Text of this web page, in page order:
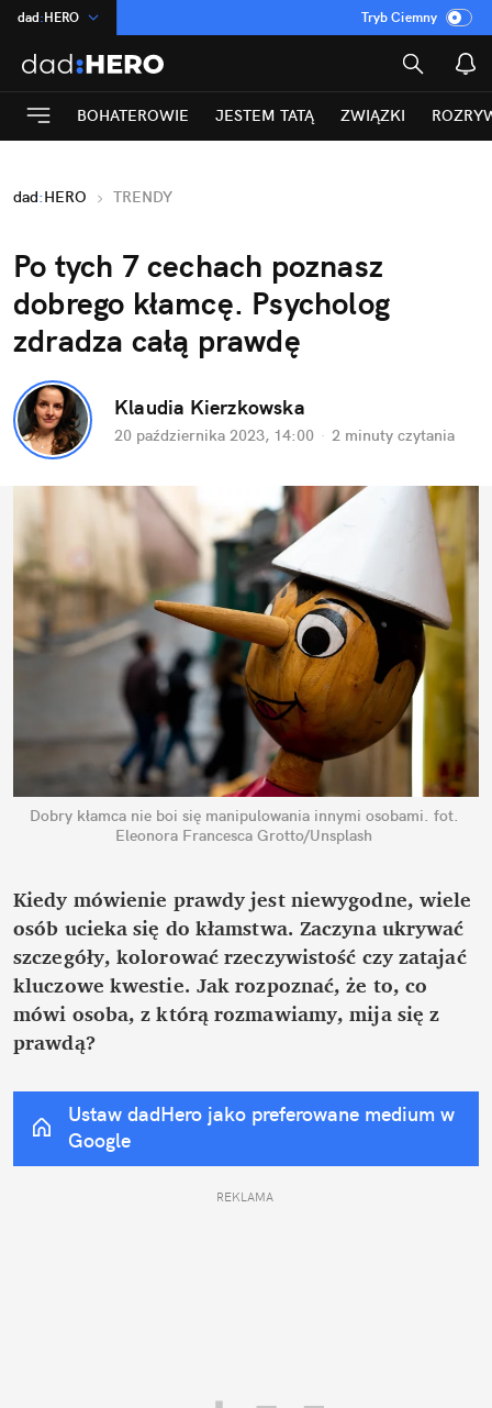
dad:HERO
:Temat
INN:Poland
ASZ:dziennik
Rozrywka
Tryb Ciemny
BOHATEROWIE JESTEM TATĄ ZWIĄZKI
dad:HERO TRENDY
Po tych 7 cechach poznasz
dobrego kłamcę. Psycholog
zdradza całą prawdę
Klaudia Kierzkowska
20 października 2023, 14:00 · 2 minuty czytania
Dobry kłamca nie boi się manipulowania innymi osobami. fot.
Eleonora Francesca Grotto/Unsplash
Kiedy mówienie prawdy jest niewygodne, wiele
osób ucieka się do kłamstwa. Zaczyna ukrywać
szczegóły, kolorować rzeczywistość czy zatajać
kluczowe kwestie. Jak rozpoznać, że to, co
mówi osoba, z którą rozmawiamy, mija się z
prawdą?
Ustaw dadHero jako preferowane medium w
Google
REKLAMA